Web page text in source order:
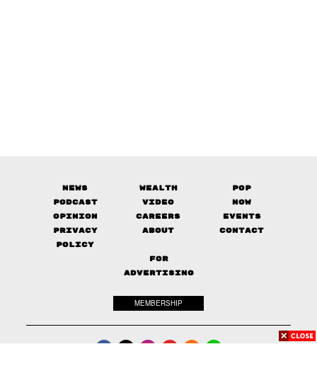
News Wealth
Pop
Podcast
Video
Now
Opinion
Careers
Events
Privacy
Policy
About Contact
FOR
ADVERTISING
MEMBERSHIP